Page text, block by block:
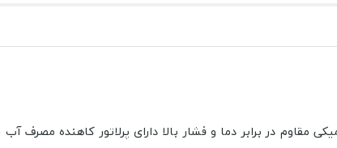
مقاوم در برابر دما و فشار بالا دارای پرلاتور کاهنده